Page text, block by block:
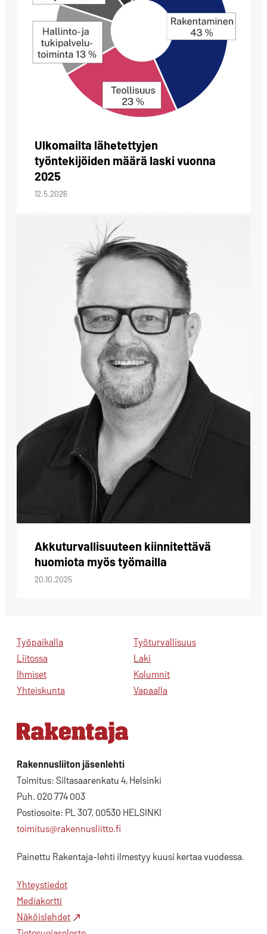
Ulkomailta lähetettyjen
työntekijöiden määrä laski vuonna
2025
12.5.2026
Akkuturvallisuuteen kiinnitettävä
huomiota myös työmailla
20.10.2025
Työpaikalla
Liitossa
Ihmiset
Yhteiskunta
Työturvallisuus
Laki
Kolumnit
Vapaalla
Rakennusliiton jäsenlehti
Toimitus: Siltasaarenkatu 4, Helsinki
Puh. 020 774 003
Postiosoite: PL 307, 00530 HELSINKI
toimitus@rakennusliitto.fi
Painettu Rakentaja-lehti ilmestyy kuusi kertaa vuodessa.
Yhteystiedot
Mediakortti
Näköislehdet